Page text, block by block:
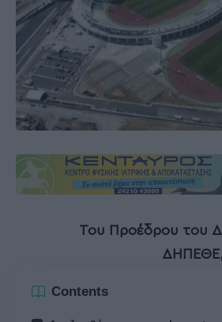
Του Προέδρου του
ΔΗΠΕΘΕ,
Contents